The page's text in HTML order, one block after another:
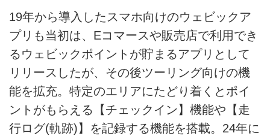
19年から導入したスマホ向けのウェビックア
プリも当初は、Eコマースや販売店で利用でき
るウェビックポイントが貯まるアプリとして
リリースしたが、その後ツーリング向けの機
能を拡充。特定のエリアにたどり着くとポイ
ントがもらえる【チェックイン】機能や【走
行ログ(軌跡)】を記録する機能を搭載。24年に